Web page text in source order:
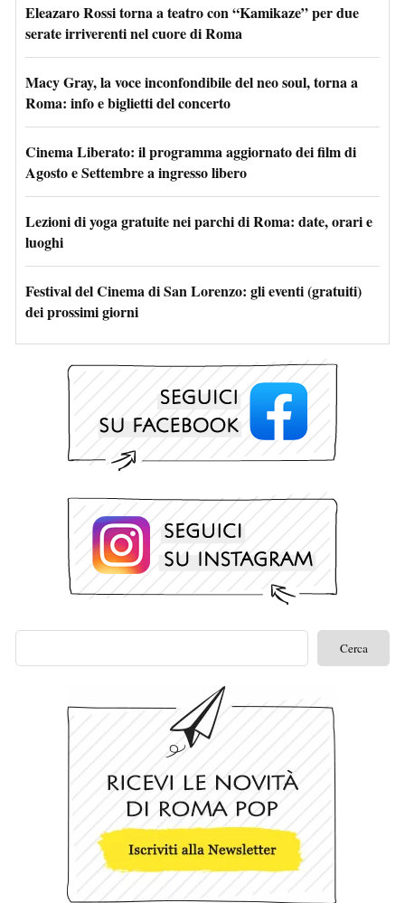
Eleazaro Rossi torna a teatro con “Kamikaze” per due
serate irriverenti nel cuore di Roma
Macy Gray, la voce inconfondibile del neo soul, torna a
Roma: info e biglietti del concerto
Cinema Liberato: il programma aggiornato dei film di
Agosto e Settembre a ingresso libero
Lezioni di yoga gratuite nei parchi di Roma: date, orari e
luoghi
Festival del Cinema di San Lorenzo: gli eventi (gratuiti)
dei prossimi giorni